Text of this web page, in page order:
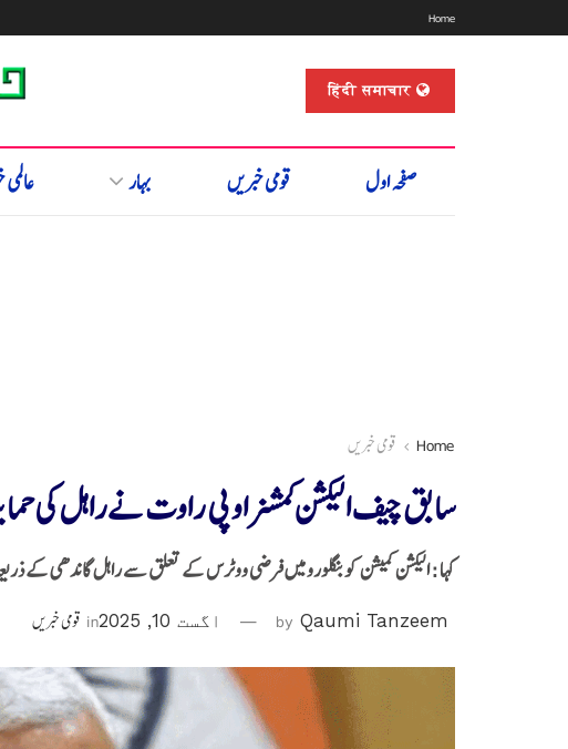
Home
हिंदी समाचार
صفحہ اول قومی خبریں بہار
Home قومی خبریں
سابق چیف الیکشن کمشنر او پی راوت نےراہل کی
کہا : الیکشن کمیشن کو بنگلورو میں فرضی ووٹرس کے تعلق سے راہل گاندھی کے
by Qaumi Tanzeem اگست 10, 2025 in قومی خبریں